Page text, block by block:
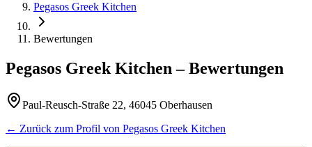
Pegasos Greek Kitchen
Bewertungen
Pegasos Greek Kitchen – Bewertungen
Paul-Reusch-Straße 22, 46045 Oberhausen
← Zurück zum Profil von Pegasos Greek Kitchen